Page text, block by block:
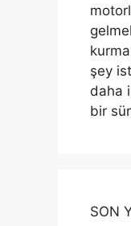
şey
daha
bir
SON